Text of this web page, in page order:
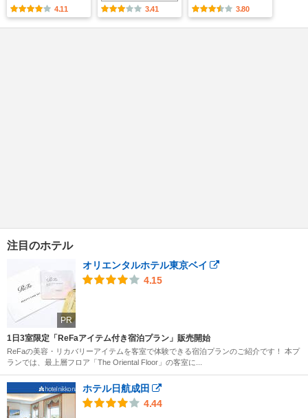
4.11
3.41
3.80
注目のホテル
PR
オリエンタルホテル東京ベイ
4.15
1日3室限定「ReFaアイテム付き宿泊プラン」販売開始
ReFaの美容・リカバリーアイテムを客室で体験できる宿泊プランのご紹介です！ 本プ
ランでは、最上層フロア「The Oriental Floor」の客室に...
ホテル日航成田
4.44